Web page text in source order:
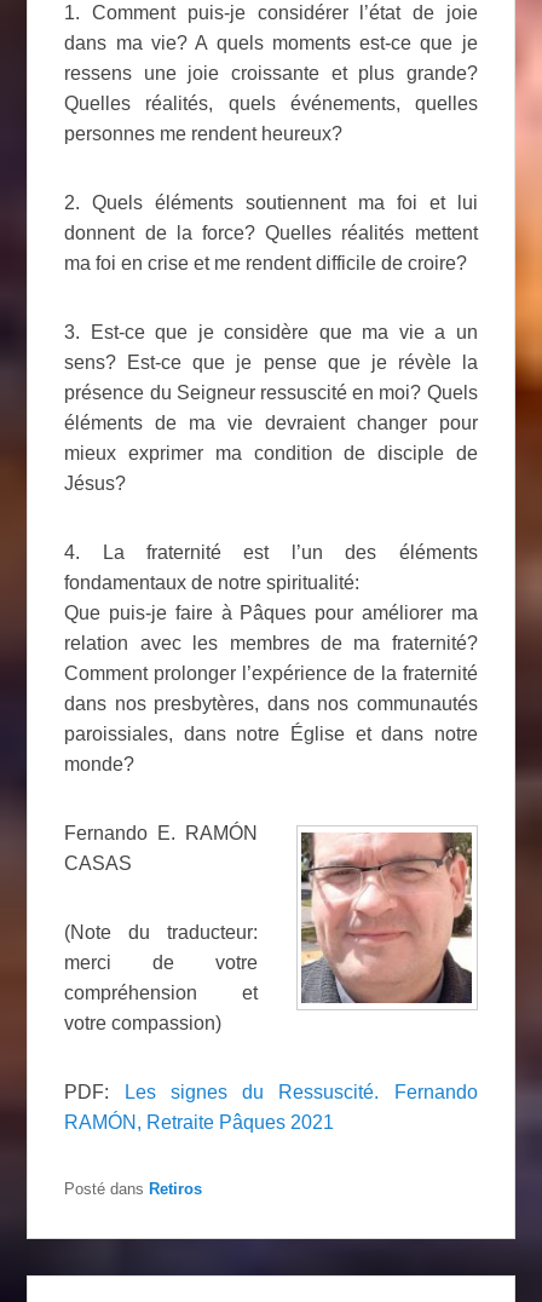
1. Comment puis-je considérer l’état de joie
dans ma vie? A quels moments est-ce que je
ressens une joie croissante et plus grande?
Quelles réalités, quels événements, quelles
personnes me rendent heureux?
2. Quels éléments soutiennent ma foi et lui
donnent de la force? Quelles réalités mettent
ma foi en crise et me rendent difficile de croire?
3. Est-ce que je considère que ma vie a un
sens? Est-ce que je pense que je révèle la
présence du Seigneur ressuscité en moi? Quels
éléments de ma vie devraient changer pour
mieux exprimer ma condition de disciple de
Jésus?
4. La fraternité est l’un des éléments
fondamentaux de notre spiritualité:
Que puis-je faire à Pâques pour améliorer ma
relation avec les membres de ma fraternité?
Comment prolonger l’expérience de la fraternité
dans nos presbytères, dans nos communautés
paroissiales, dans notre Église et dans notre
monde?
Fernando E. RAMÓN
CASAS
(Note du traducteur:
merci de votre
compréhension et
votre compassion)
PDF:
Les signes du Ressuscité. Fernando
RAMÓN, Retraite Pâques 2021
Posté dans Retiros